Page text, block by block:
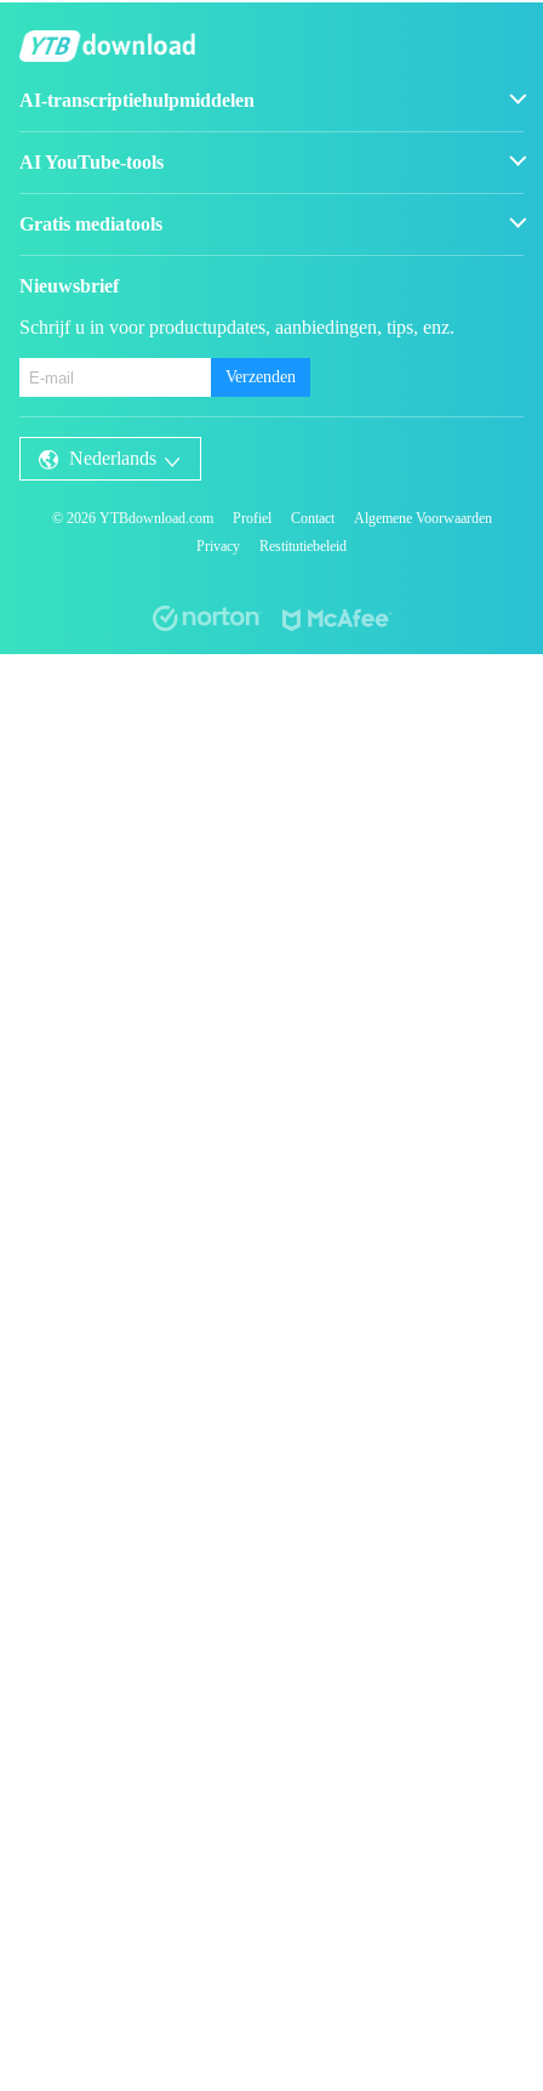
AI-transcriptiehulpmiddelen
AI YouTube-tools
Gratis mediatools
Nieuwsbrief
Schrijf u in voor productupdates, aanbiedingen, tips, enz.
Verzenden
Nederlands
© 2026YTBdownload.com Profiel Contact
Algemene Voorwaarden
Privacy
Restitutiebeleid